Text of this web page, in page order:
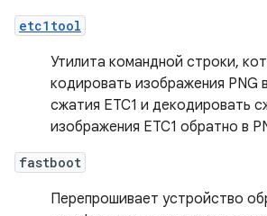
etc1tool
Утилита командной строки,
кодировать изображения PNG
сжатия ETC1 и декодировать
изображения ETC1 обратно в
fastboot
Перепрошивает устройство